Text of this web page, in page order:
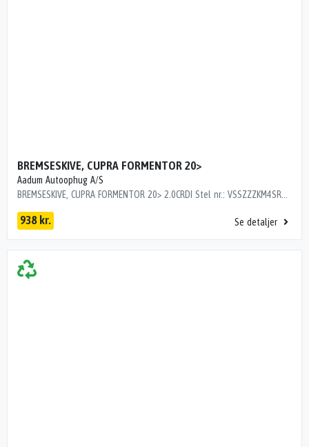
BREMSESKIVE, CUPRA FORMENTOR 20>
Aadum Autoophug A/S
938 kr. Se detaljer